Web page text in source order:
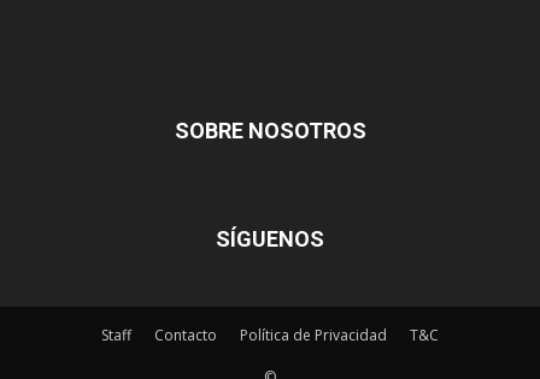
SOBRE NOSOTROS
SÍGUENOS
Staff Contacto Política de Privacidad T&C